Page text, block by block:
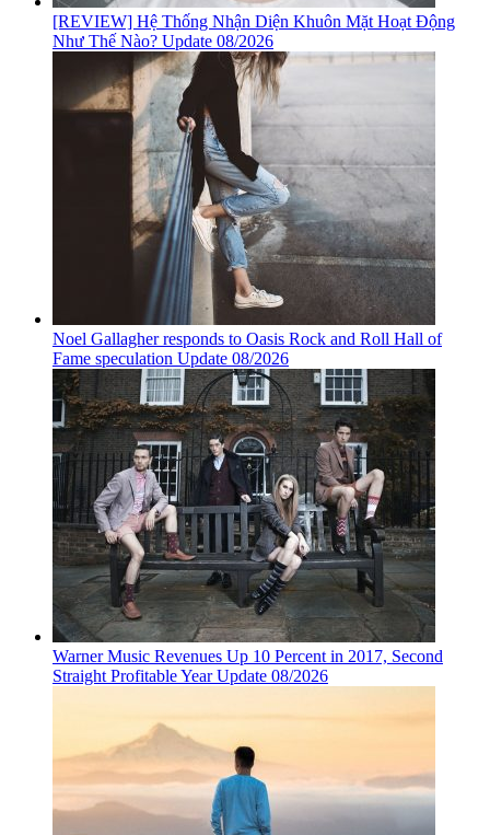
[REVIEW] Hệ Thống Nhận Diện Khuôn Mặt Hoạt Động
Như Thế Nào? Update 08/2026
Noel Gallagher responds to Oasis Rock and Roll Hall of
Fame speculation Update 08/2026
Warner Music Revenues Up 10 Percent in 2017, Second
Straight Profitable Year Update 08/2026